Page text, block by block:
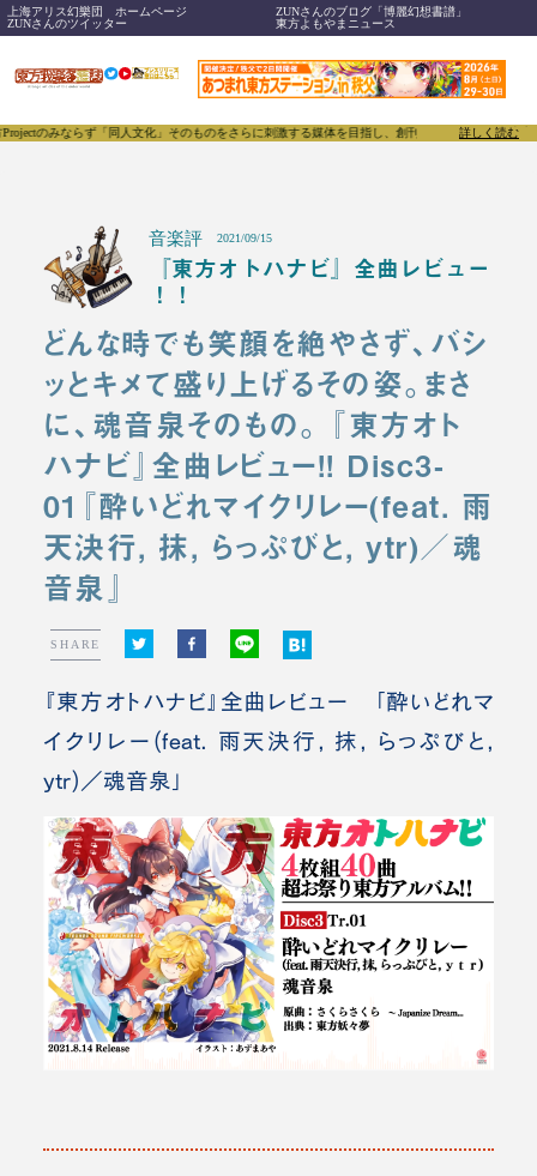
上海アリス幻樂団 ホームページ
ZUNさんのブログ「博麗幻想書譜」
ZUNさんのツイッター
東方よもやまニュース
「同人文化」そのものをさらに刺激する媒体を目指し、創刊いたします。 東方我楽多叢誌(
詳しく読む
音楽評 2021/09/15
『東方オトハナビ』全曲レビュー
！！
どんな時でも笑顔を絶やさず、バシ
ッとキメて盛り上げるその姿。まさ
に、魂音泉そのもの。 『東方オト
ハナビ』全曲レビュー!! Disc3-
01『酔いどれマイクリレー(feat. 雨
天決行, 抹, らっぷびと, ytr)／魂
音泉』
SHARE
『東方オトハナビ』全曲レビュー 「酔いどれマ
イクリレー(feat. 雨天決行, 抹, らっぷびと,
ytr)／魂音泉」